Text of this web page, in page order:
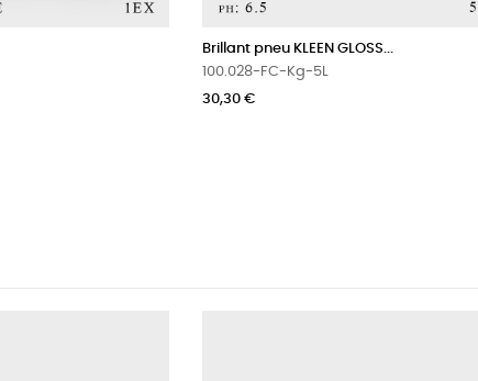
Brillant pneu KLEEN GLOSS...
100.028-FC-Kg-5L
30,30 €